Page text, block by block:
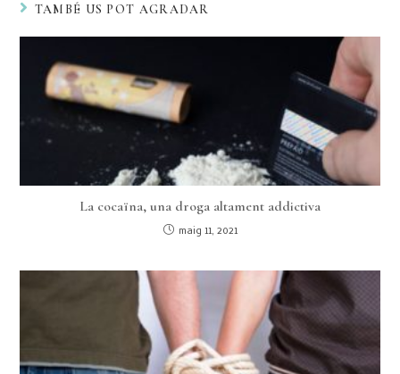
TAMBÉ US POT AGRADAR
La cocaïna, una droga altament addictiva
maig 11, 2021